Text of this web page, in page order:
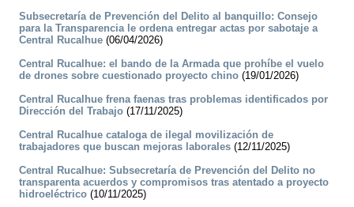
Subsecretaría de Prevención del Delito al banquillo: Consejo
para la Transparencia le ordena entregar actas por sabotaje a
Central Rucalhue (06/04/2026)
Central Rucalhue: el bando de la Armada que prohíbe el vuelo
de drones sobre cuestionado proyecto chino (19/01/2026)
Central Rucalhue frena faenas tras problemas identificados por
Dirección del Trabajo (17/11/2025)
Central Rucalhue cataloga de ilegal movilización de
trabajadores que buscan mejoras laborales (12/11/2025)
Central Rucalhue: Subsecretaría de Prevención del Delito no
transparenta acuerdos y compromisos tras atentado a proyecto
hidroeléctrico (10/11/2025)